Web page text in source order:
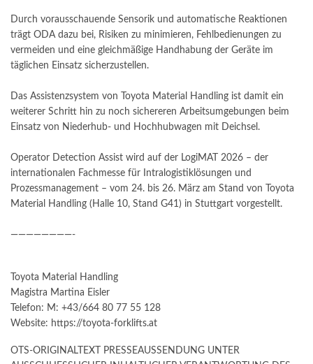
Durch vorausschauende Sensorik und automatische Reaktionen
trägt ODA dazu bei, Risiken zu minimieren, Fehlbedienungen zu
vermeiden und eine gleichmäßige Handhabung der Geräte im
täglichen Einsatz sicherzustellen.
Das Assistenzsystem von Toyota Material Handling ist damit ein
weiterer Schritt hin zu noch sichereren Arbeitsumgebungen beim
Einsatz von Niederhub- und Hochhubwagen mit Deichsel.
Operator Detection Assist wird auf der LogiMAT 2026 – der
internationalen Fachmesse für Intralogistiklösungen und
Prozessmanagement – vom 24. bis 26. März am Stand von Toyota
Material Handling (Halle 10, Stand G41) in Stuttgart vorgestellt.
————————-
Toyota Material Handling
Magistra Martina Eisler
Telefon: M: +43/664 80 77 55 128
Website: https://toyota-forklifts.at
OTS-ORIGINALTEXT PRESSEAUSSENDUNG UNTER